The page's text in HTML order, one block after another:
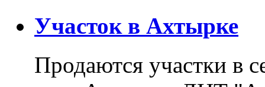
Участок в Ахтырке
Продаются участки в